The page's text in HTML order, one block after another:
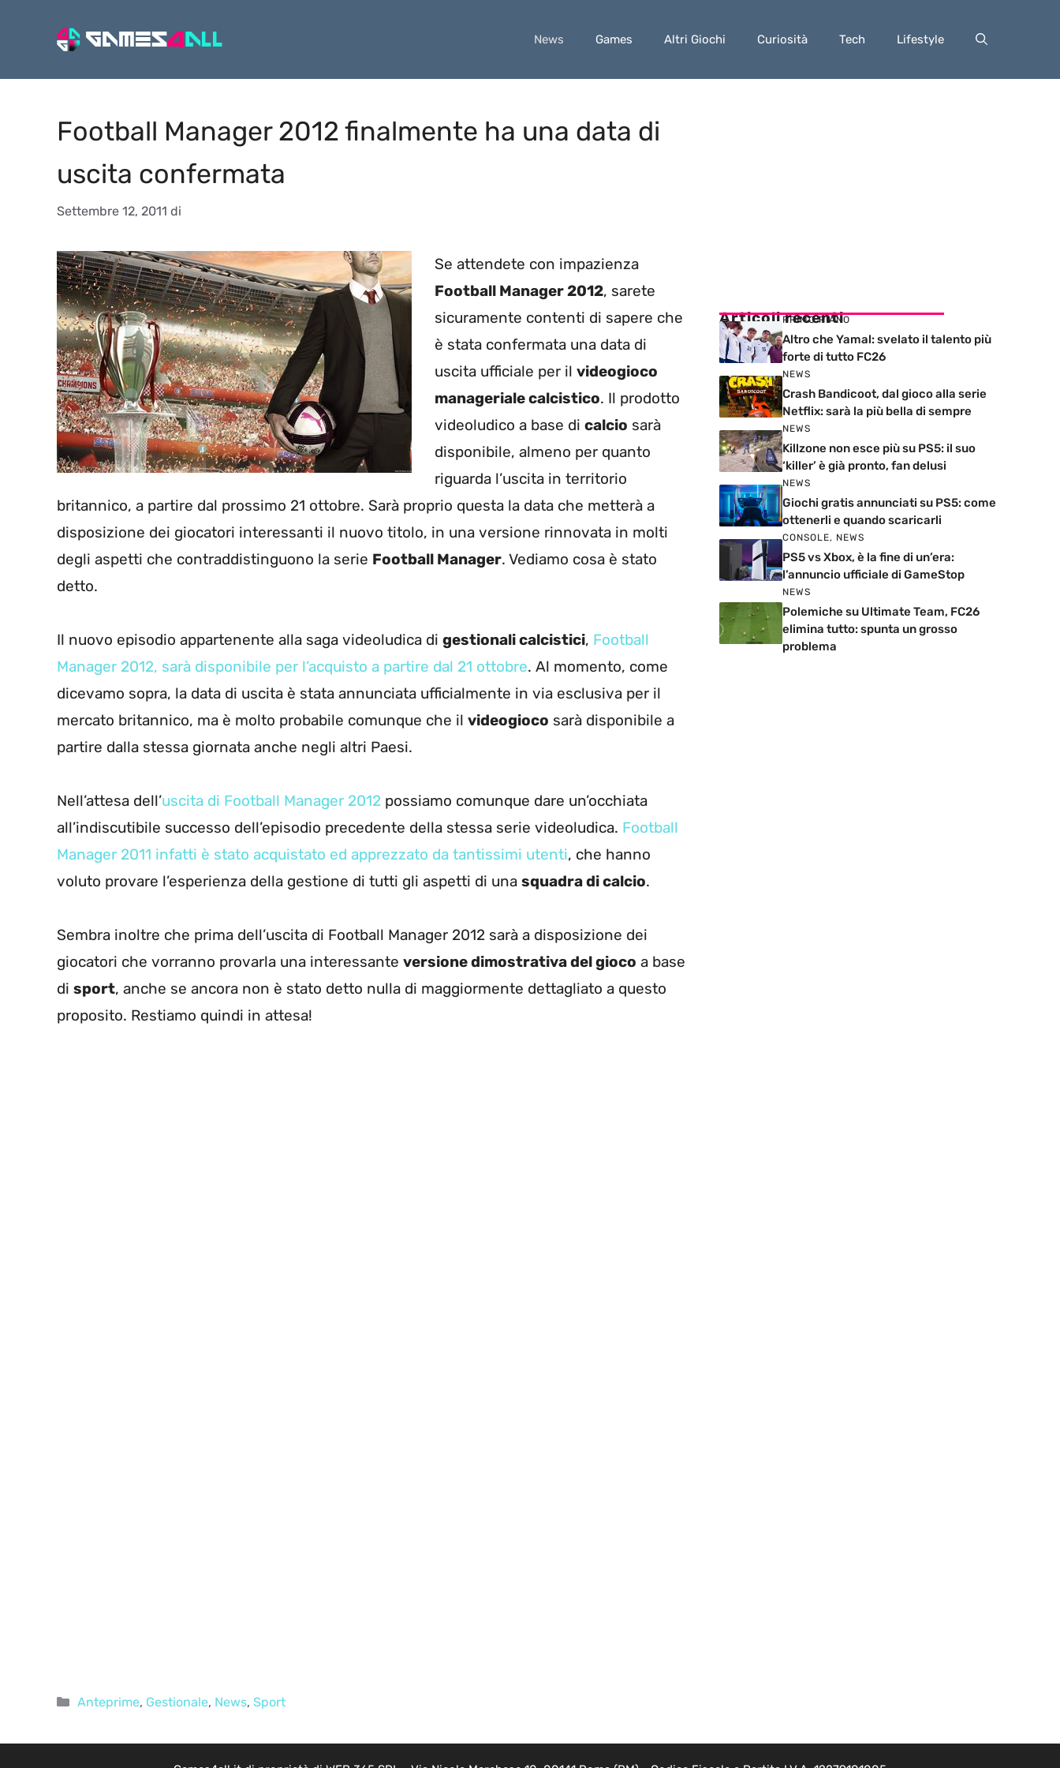
News Games Altri Giochi Curiosità Tech Lifestyle
Football Manager 2012 finalmente ha una data di
uscita confermata
Settembre 12, 2011 di
Se attendete con impazienza
Football Manager 2012, sarete
sicuramente contenti di sapere che
è stata confermata una data di
uscita ufficiale per il videogioco
manageriale calcistico. Il prodotto
videoludico a base di calcio sarà
disponibile, almeno per quanto
riguarda l’uscita in territorio
britannico, a partire dal prossimo 21 ottobre. Sarà proprio questa la data che metterà a
disposizione dei giocatori interessanti il nuovo titolo, in una versione rinnovata in molti
degli aspetti che contraddistinguono la serie Football Manager. Vediamo cosa è stato
detto.
Il nuovo episodio appartenente alla saga videoludica di gestionali calcistici, Football
Manager 2012, sarà disponibile per l’acquisto a partire dal 21 ottobre. Al momento, come
dicevamo sopra, la data di uscita è stata annunciata ufficialmente in via esclusiva per il
mercato britannico, ma è molto probabile comunque che il videogioco sarà disponibile a
partire dalla stessa giornata anche negli altri Paesi.
Nell’attesa dell’uscita di Football Manager 2012 possiamo comunque dare un’occhiata
all’indiscutibile successo dell’episodio precedente della stessa serie videoludica. Football
Manager 2011 infatti è stato acquistato ed apprezzato da tantissimi utenti, che hanno
voluto provare l’esperienza della gestione di tutti gli aspetti di una squadra di calcio.
Sembra inoltre che prima dell’uscita di Football Manager 2012 sarà a disposizione dei
giocatori che vorranno provarla una interessante versione dimostrativa del gioco a base
di sport, anche se ancora non è stato detto nulla di maggiormente dettagliato a questo
proposito. Restiamo quindi in attesa!
Categorie
Anteprime, Gestionale, News, Sport
Articoli recenti
PRIMO PIANO
Altro che Yamal: svelato il talento più
forte di tutto FC26
NEWS
Crash Bandicoot, dal gioco alla serie
Netflix: sarà la più bella di sempre
NEWS
Killzone non esce più su PS5: il suo
‘killer’ è già pronto, fan delusi
NEWS
Giochi gratis annunciati su PS5: come
ottenerli e quando scaricarli
CONSOLE, NEWS
PS5 vs Xbox, è la fine di un’era:
l’annuncio ufficiale di GameStop
NEWS
Polemiche su Ultimate Team, FC26
elimina tutto: spunta un grosso
problema